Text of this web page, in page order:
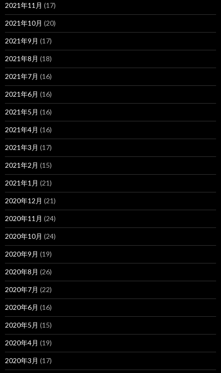
2021年11月 (17)
2021年10月 (20)
2021年9月 (17)
2021年8月 (18)
2021年7月 (16)
2021年6月 (16)
2021年5月 (16)
2021年4月 (16)
2021年3月 (17)
2021年2月 (15)
2021年1月 (21)
2020年12月 (21)
2020年11月 (24)
2020年10月 (24)
2020年9月 (19)
2020年8月 (26)
2020年7月 (22)
2020年6月 (16)
2020年5月 (15)
2020年4月 (19)
2020年3月 (17)